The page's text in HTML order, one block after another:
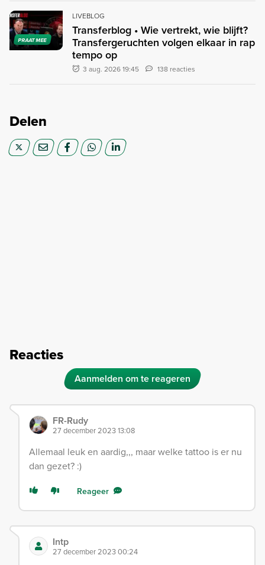
PRAAT MEE
LIVEBLOG
Transferblog • Wie vertrekt, wie blijft?
Transfergeruchten volgen elkaar in rap
tempo op
3 aug. 2026 19:45 138 reacties
Delen
Reacties
Aanmelden om te reageren
FR-Rudy
27 december 2023 13:08
Allemaal leuk en aardig,,, maar welke tattoo is er nu
dan gezet? :)
Reageer
Intp
27 december 2023 00:24